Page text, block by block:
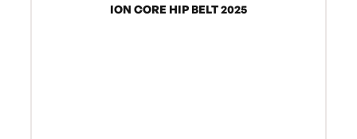
ION CORE HIP BELT 2025